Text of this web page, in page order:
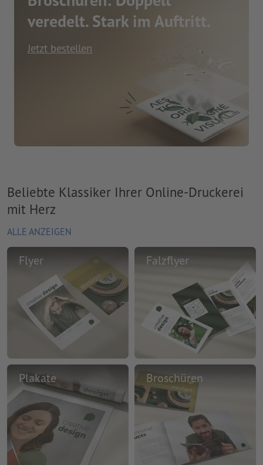
veredelt. Stark im Auftritt.
Jetzt bestellen
Beliebte Klassiker Ihrer Online-Druckerei
mit Herz
ALLE ANZEIGEN
Flyer Falzflyer
Plakate Broschüren